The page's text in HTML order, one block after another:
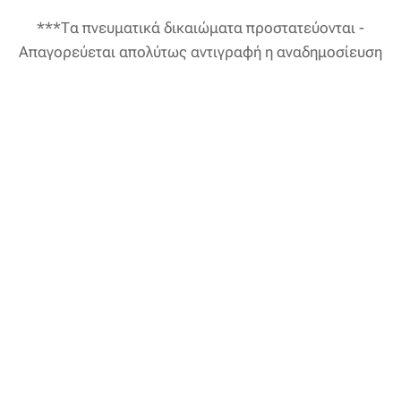
***Τα πνευματικά δικαιώματα προστατεύονται -
Απαγορεύεται απολύτως αντιγραφή η αναδημοσίευση